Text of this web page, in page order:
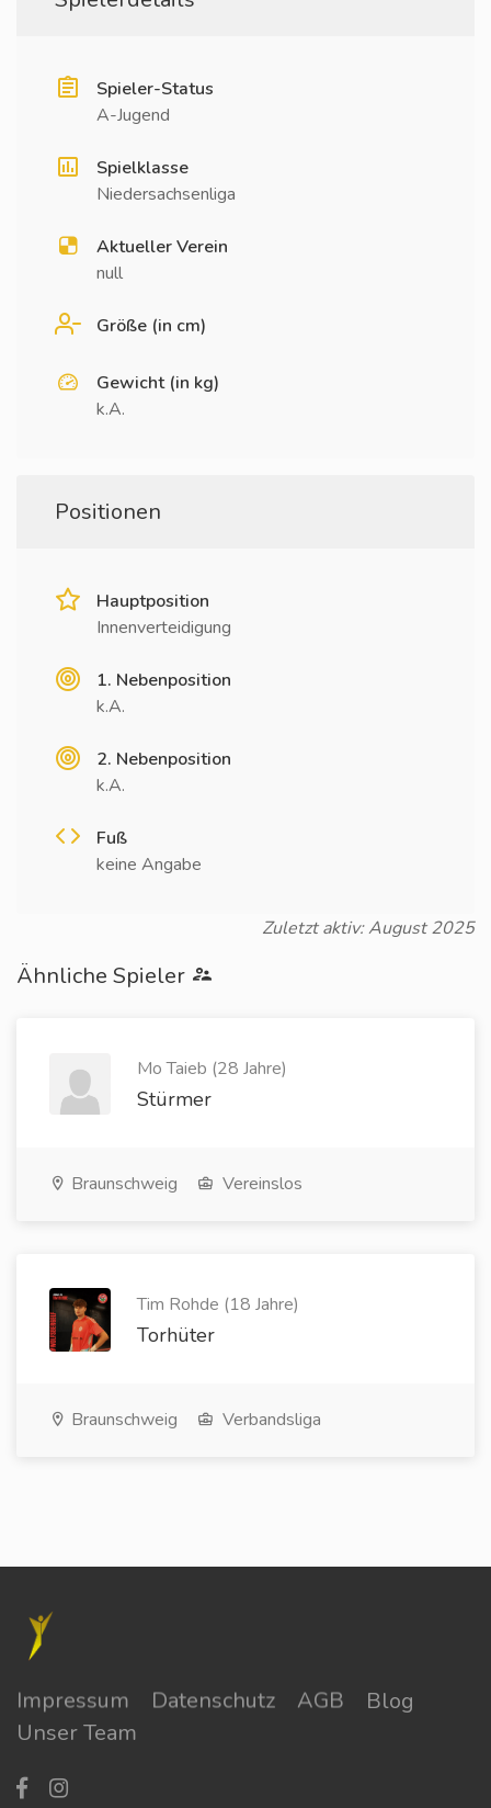
Spieler-Status
A-Jugend
Spielklasse
Niedersachsenliga
Aktueller Verein
null
Größe (in cm)
Gewicht (in kg)
k.A.
Positionen
Hauptposition
Innenverteidigung
1. Nebenposition
k.A.
2. Nebenposition
k.A.
Fuß
keine Angabe
Zuletzt aktiv: August 2025
Ähnliche Spieler
Mo Taieb (28 Jahre)
Stürmer
Braunschweig Vereinslos
Tim Rohde (18 Jahre)
Torhüter
Braunschweig Verbandsliga
Impressum Datenschutz AGB
Blog
Unser Team